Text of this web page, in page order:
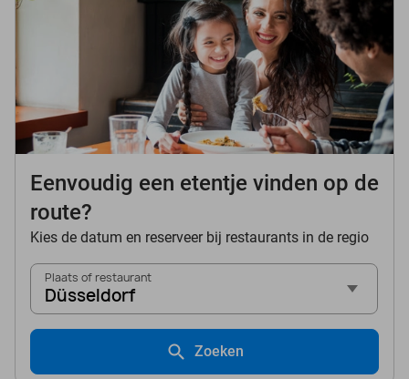
Eenvoudig een etentje vinden op de
route?
Kies de datum en reserveer bij restaurants in de regio
Plaats of restaurant
Düsseldorf
Zoeken